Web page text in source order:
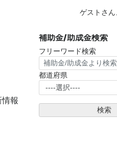
ゲストさん
報
補助金/助成金検索
フリーワード検索
都道府県
検索